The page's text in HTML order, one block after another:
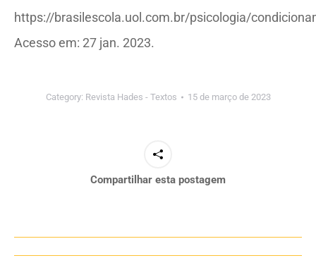
https://brasilescola.uol.com.br/psicologia/
Acesso em: 27 jan. 2023.
Category: Revista Hades - Textos 15 de março de 2023
Compartilhar esta postagem
Navegação